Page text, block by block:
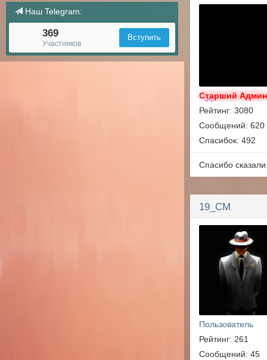
Наш Telegram:
369
Участников
Вступить
Старший Админ
Рейтинг: 3080
Сообщений: 620
Спасибок: 492
Спасибо
19_CM
Пользователь
Рейтинг: 261
Сообщений: 45